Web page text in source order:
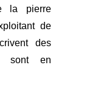
la pierre
de
des
sont en